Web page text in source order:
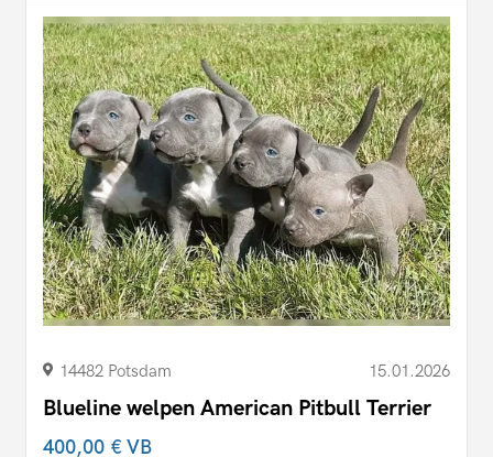
14482 Potsdam 15.01.2026
Blueline welpen American Pitbull Terrier
400,00 €VB